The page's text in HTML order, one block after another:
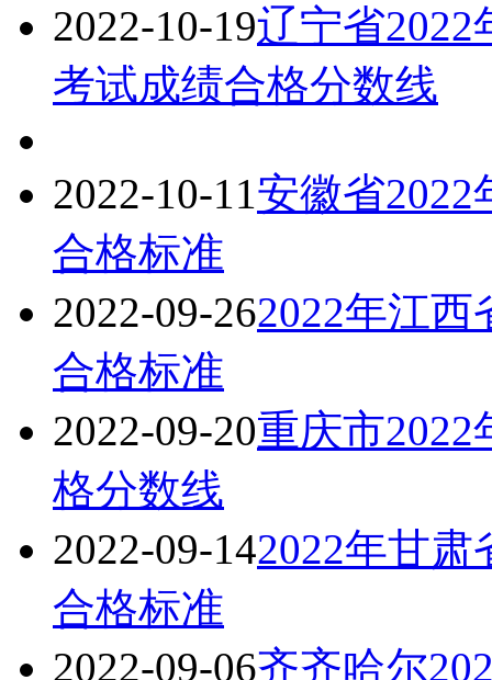
2022-10-19辽宁省
考试成绩合格分数线
2022-10-11安徽省
合格标准
2022-09-262022年江
合格标准
2022-09-20重庆市
格分数线
2022-09-142022年甘
合格标准
2022-09-06齐齐哈尔